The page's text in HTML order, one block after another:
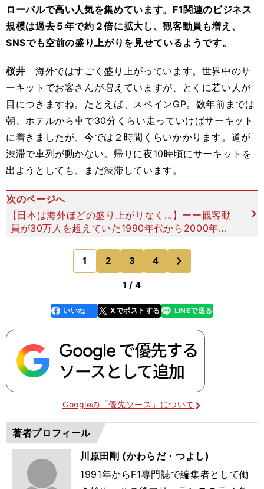
ローバルで高い人気を集めています。F1関連のビジネス
規模は過去５年で約２倍に拡大し、観客動員も増え、
SNSでも空前の盛り上がりを見せているようです。
桜井 海外ではすごく盛り上がっています。世界中のサ
ーキットでお客さんが増えていますが、とくに若い人が
目につきますね。たとえば、スペインGP。数年前までは
朝、ホテルから車で30分くらい走っていけばサーキット
に着きましたが、今では２時間くらいかかります。道が
渋滞で車列が動かない。帰りに夜10時頃にサーキットを
出ようとしても、まだ渋滞しています。
次のページへ
【日本は海外ほどの盛り上がりなく...】ーー観客動
員が30万人を超えていた1990年代から2000年代
の日本GPは、まさにそんな感じでしたね。桜井
あの時代の日本のような熱気が今、世界のサーキッ
1 2 3 4
のページへ
1 / 4
faceboo
k
いいね Xでポストする
line LINEで送る
Googleの「優先ソース」について
著者プロフィール
川原田剛 (かわらだ・つよし)
1991年からF1専門誌で編集者として働